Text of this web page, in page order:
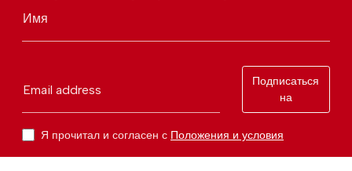
Имя
Email address
Подписаться
на
Я прочитал и согласен с Положения и условия